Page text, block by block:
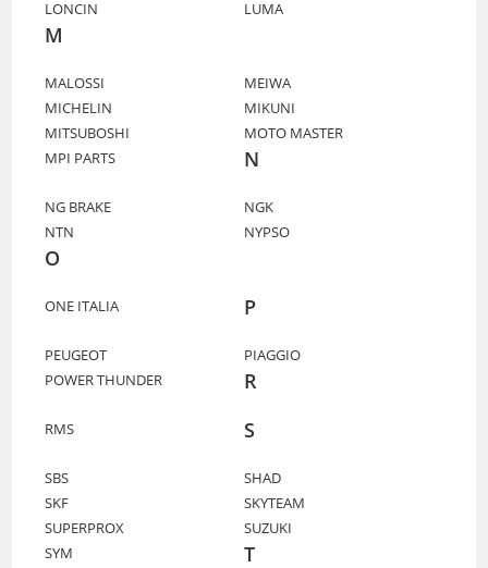
LONCIN
LUMA
M
MALOSSI
MEIWA
MICHELIN
MIKUNI
MITSUBOSHI
MOTO MASTER
MPI PARTS
N
NG BRAKE
NGK
NTN
NYPSO
O
ONE ITALIA P
PEUGEOT
PIAGGIO
POWER THUNDER
R
RMS S
SBS
SHAD
SKF
SKYTEAM
SUPERPROX
SUZUKI
SYM
T